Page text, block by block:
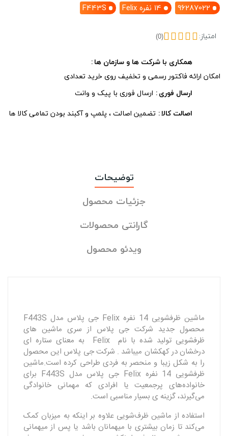
96287022
14 نفره Felix F443S
امتیاز: (0)
همکاری با شرکت ها و سازمان ها
امکان ارائه فاکتور رسمی و تخفیف روی خرید تعدادی
ارسال فوری ارسال فوری با پیک و وانت
اصالت کالا تضمین اصالت ، پلمپ و آکبند بودن تمامی کالا ها
توضیحات
جزئیات محصول
گارانتی محصولات
ویدئو محصول
ماشین ظرفشویی 14 نفره Felix جی پلاس مدل F443S
محصول جدید شرکت جی پلاس از سری ماشین های
ظرفشویی تولید شده با نام Felix به معنای ستاره ای
درخشان در کهکشان میباشد . شرکت جی پلاس این محصول
را به شکل زیبا و منحصر به فردی طراحی کرده است.ماشین
ظرفشویی 14 نفره Felix جی پلاس مدل F443S برای
خانواده‌های پرجمعیت یا افرادی که مهمانی خانوادگی
می‌گیرند، گزینه ی بسیار مناسبی است.
استفاده از ماشین ظرف‌شویی علاوه بر اینکه به میزبان کمک
می‌کند تا زمان بیشتری با میهمانان باشد یا پس از میهمانی